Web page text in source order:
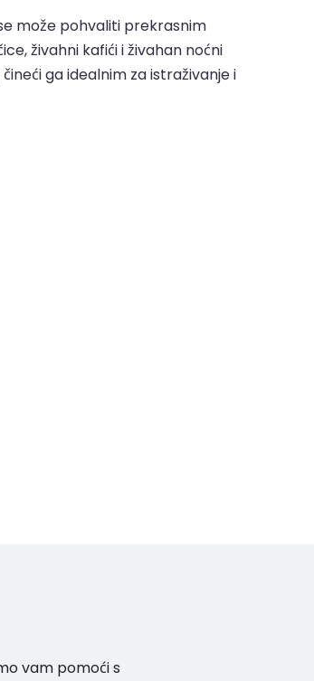
može pohvaliti prekrasnim
živahni kafići i živahan noćni
ga idealnim za istraživanje i
vam pomoći s